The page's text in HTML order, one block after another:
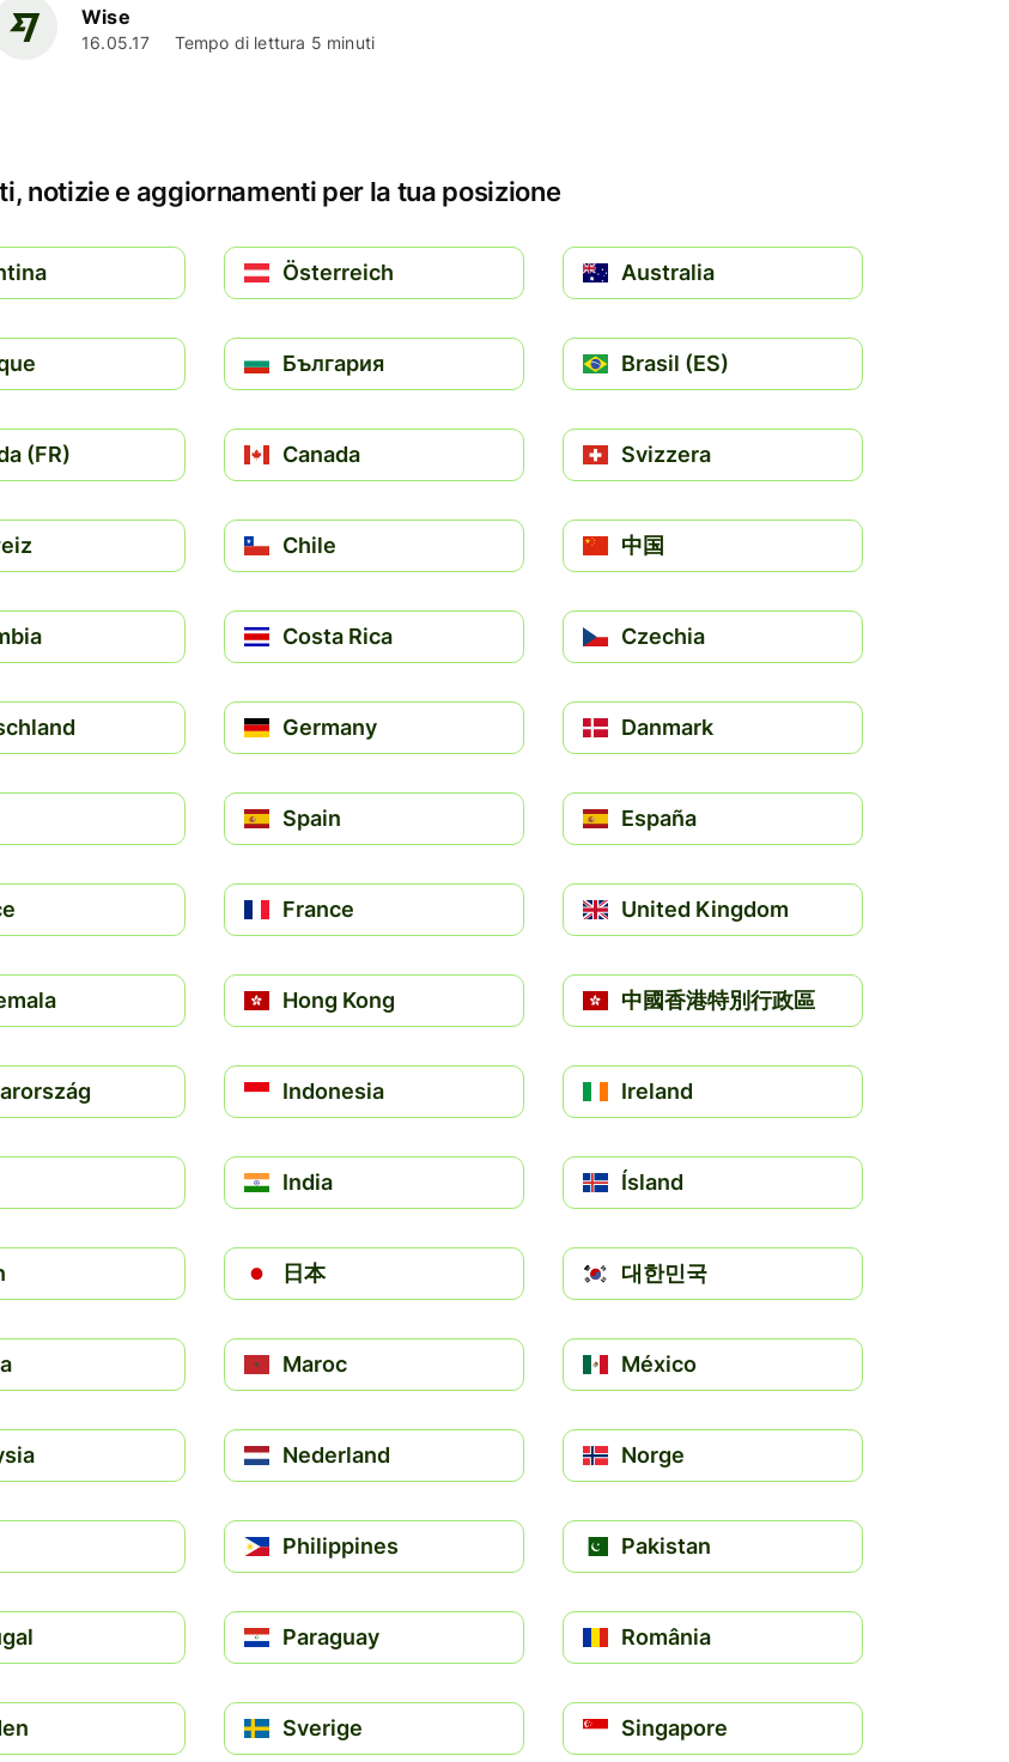
Wise
16.05.17 Tempo di lettura 5 minuti
notizie e aggiornamenti per la tua posizione
Österreich Australia
България Brasil (ES)
(FR) Canada Svizzera
Chile 中国
Costa Rica Czechia
Germany Danmark
Spain España
France United Kingdom
Hong Kong 中國香港特別行政區
Indonesia Ireland
India Ísland
日本 대한민국
Maroc México
Nederland Norge
Philippines Pakistan
Paraguay România
Sverige Singapore